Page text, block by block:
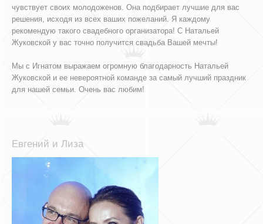
чувствует своих молодоженов. Она подбирает лучшие для вас
решения, исходя из всех ваших пожеланий. Я каждому
рекомендую такого свадебного организатора! С Натальей
Жуковской у вас точно получится свадьба Вашей мечты!
Мы с Игнатом выражаем огромную благодарность Натальей
Жуковской и ее невероятной команде за самый лучший праздник
для нашей семьи. Очень вас любим!
Евгений и Лиза